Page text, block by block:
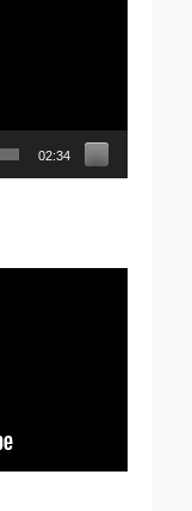
02:34